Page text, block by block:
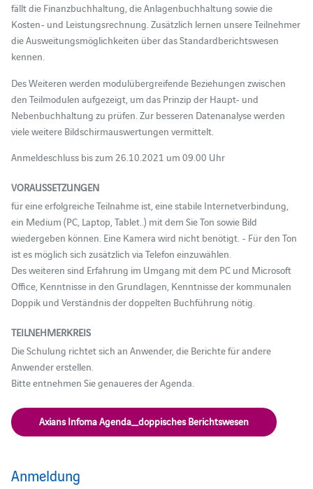
fällt die Finanzbuchhaltung, die Anlagenbuchhaltung sowie die
Kosten- und Leistungsrechnung. Zusätzlich lernen unsere Teilnehmer
die Ausweitungsmöglichkeiten über das Standardberichtswesen
kennen.
Des Weiteren werden modulübergreifende Beziehungen zwischen
den Teilmodulen aufgezeigt, um das Prinzip der Haupt- und
Nebenbuchhaltung zu prüfen. Zur besseren Datenanalyse werden
viele weitere Bildschirmauswertungen vermittelt.
Anmeldeschluss bis zum 26.10.2021 um 09.00 Uhr
VORAUSSETZUNGEN
für eine erfolgreiche Teilnahme ist, eine stabile Internetverbindung,
ein Medium (PC, Laptop, Tablet..) mit dem Sie Ton sowie Bild
wiedergeben können. Eine Kamera wird nicht benötigt. - Für den Ton
ist es möglich sich zusätzlich via Telefon einzuwählen.
Des weiteren sind Erfahrung im Umgang mit dem PC und Microsoft
Office, Kenntnisse in den Grundlagen, Kenntnisse der kommunalen
Doppik und Verständnis der doppelten Buchführung nötig.
TEILNEHMERKREIS
Die Schulung richtet sich an Anwender, die Berichte für andere
Anwender erstellen.
Bitte entnehmen Sie genaueres der Agenda.
Axians Infoma Agenda_doppisches Berichtswesen
Anmeldung